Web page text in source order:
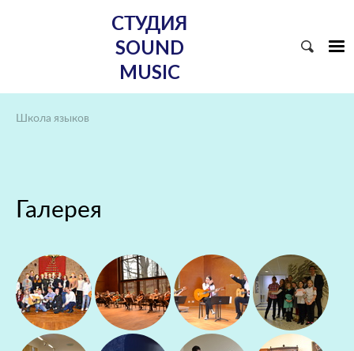
СТУДИЯ
SOUND
MUSIC
Школа языков
Галерея